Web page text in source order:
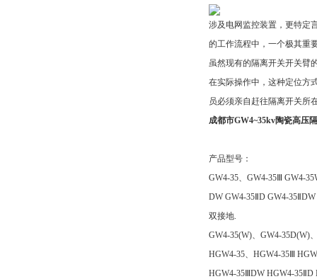
涉及电网监控装置，更特定
的工作流程中，一个极其重
虽然现有的隔离开关开关臂
在实际操作中，这种定位方
员必须亲自赶往隔离开关所
成都市GW4~35kv陶瓷高压
产品型号：
GW4-35、GW4-35Ⅲ GW4-
DW GW4-35ⅡD GW4-
双接地.
GW4-35(W)、GW4-35D(W)
HGW4-35、HGW4-35Ⅲ
HGW4-35ⅢDW HGW4-